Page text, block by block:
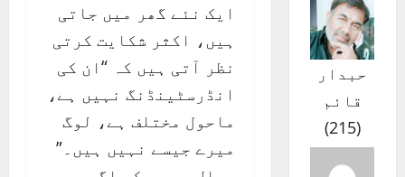
ایک نئے گھر میں جاتی
ہیں، اکثر شکایت کرتی
نظر آتی ہیں کہ “ان کی
انڈرسٹینڈنگ نہیں ہے،
ماحول مختلف ہے، لوگ
میرے جیسے نہیں ہیں۔”
حبدار
قائم
(
215
)